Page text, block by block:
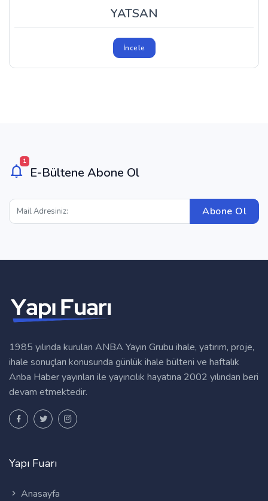
YATSAN
İncele
1
E-Bültene Abone Ol
Abone Ol
1985 yılında kurulan ANBA Yayın Grubu ihale, yatırım, proje,
ihale sonuçları konusunda günlük ihale bülteni ve haftalık
Anba Haber yayınları ile yayıncılık hayatına 2002 yılından beri
devam etmektedir.
Yapı Fuarı
Anasayfa